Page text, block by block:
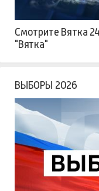
Смотрите Вятка
"Вятка"
ВЫБОРЫ 2026